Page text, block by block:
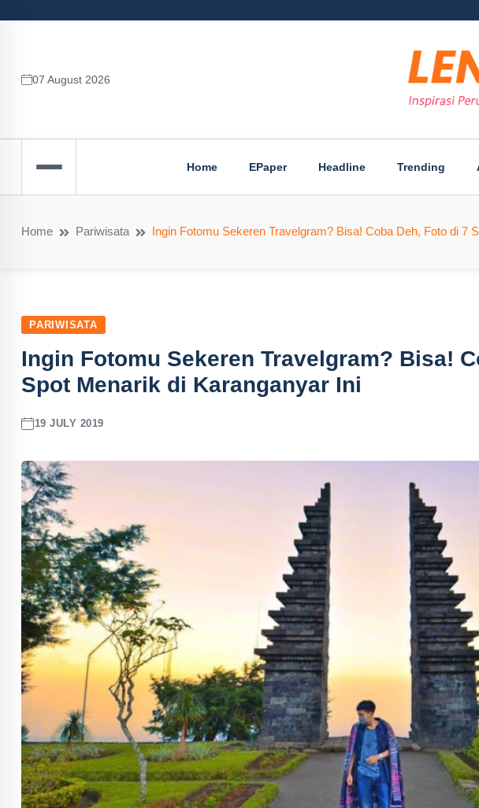
07 August 2026
Home EPaper Headline Trending
Home Pariwisata Ingin Fotomu Sekeren Travelgram? Bisa! Coba Deh, Foto di 7
PARIWISATA
Ingin Fotomu Sekeren Travelgram? Bisa!
Spot Menarik di Karanganyar Ini
19 JULY 2019